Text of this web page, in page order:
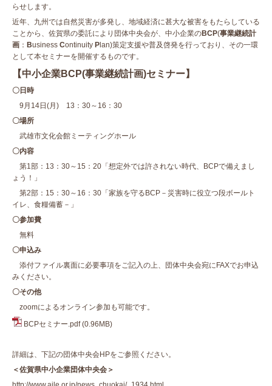
らせします。
近年、九州では自然災害が多発し、地域経済に甚大な被害をもたらしている
ことから、佐賀県の委託により団体中央会が、中小企業のBCP(事業継続計
画 ： Business Continuity Plan)策定支援や普及啓発を行っており、その一環
として本セミナーを開催するものです。
【中小企業BCP(事業継続計画)セミナー】
〇日時
9月14日(月) 13：30～16：30
〇場所
武雄市文化会館ミーティングホール
〇内容
第1部：13：30～15：20「想定外では許されない時代、BCPで備えまし
ょう！」
第2部：15：30～16：30「家族を守るBCP－災害時に役立つ段ボールト
イレ、食糧備蓄－」
〇参加費
無料
〇申込み
添付ファイル裏面に必要事項をご記入の上、団体中央会宛にFAXでお申込
みください。
〇その他
zoomによるオンライン参加も可能です。
BCPセミナー.pdf (0.96MB)
詳細は、下記の団体中央会HPをご参照ください。
＜佐賀県中小企業団体中央会＞